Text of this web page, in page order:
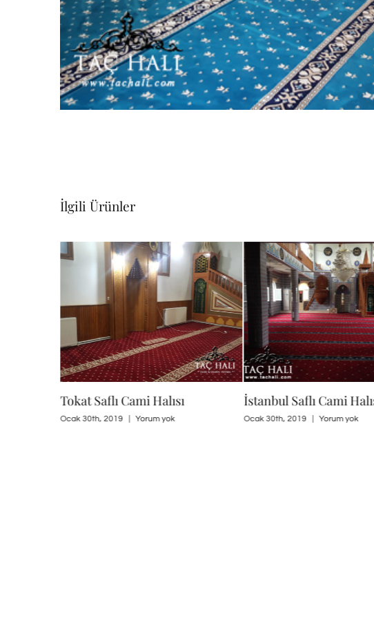
İlgili Ürünler
Tokat Saflı Cami Halısı
Ocak 30th, 2019 | Yorum yok
İstanbul Saflı Cami Halısı
Ocak 30th, 2019 | Yorum yok